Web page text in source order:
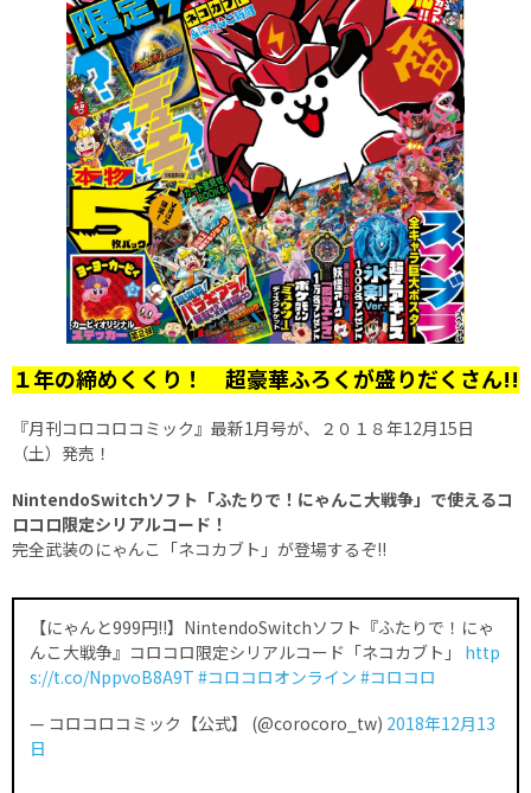
１年の締めくくり！ 超豪華ふろくが盛りだくさん!!
『月刊コロコロコミック』最新1月号が、２０１８年12月15日
（土）発売！
NintendoSwitchソフト「ふたりで！にゃんこ大戦争」で使えるコ
ロコロ限定シリアルコード！
完全武装のにゃんこ「ネコカブト」が登場するぞ!!
【にゃんと999円!!】NintendoSwitchソフト『ふたりで！にゃ
んこ大戦争』コロコロ限定シリアルコード「ネコカブト」 http
s://t.co/NppvoB8A9T #コロコロオンライン #コロコロ
— コロコロコミック【公式】 (@corocoro_tw) 2018年12月13
日